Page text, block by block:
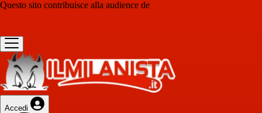
Questo sito contribuisce alla audience de
Accedi